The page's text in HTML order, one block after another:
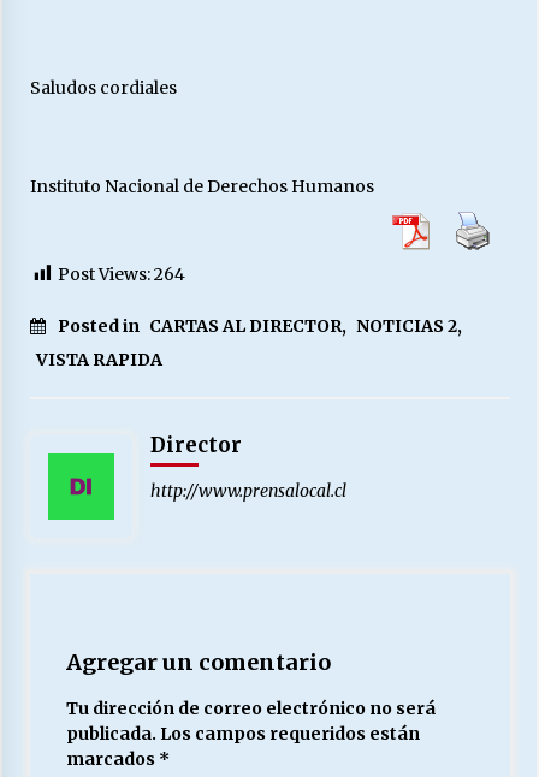
Saludos cordiales
Instituto Nacional de Derechos Humanos
Post Views:264
Posted in CARTAS AL DIRECTOR, NOTICIAS 2,
VISTA RAPIDA
Director
http://www.prensalocal.cl
Agregar un comentario
Tu dirección de correo electrónico no será
publicada. Los campos requeridos están
marcados *